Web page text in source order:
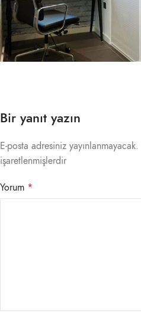
Bir yanıt yazın
E-posta adresiniz yayınlanmayacak.
işaretlenmişlerdir
Yorum *